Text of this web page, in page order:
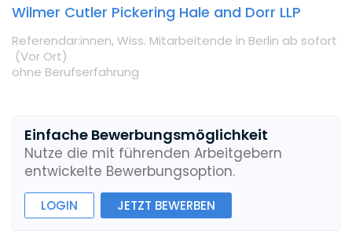
Wilmer Cutler Pickering Hale and Dorr LLP
Referendar:innen,Wiss. Mitarbeitende in Berlin ab sofort
(Vor Ort)
ohne Berufserfahrung
Einfache Bewerbungsmöglichkeit
Nutze die mit führenden Arbeitgebern
entwickelte Bewerbungsoption.
LOGIN JETZT BEWERBEN